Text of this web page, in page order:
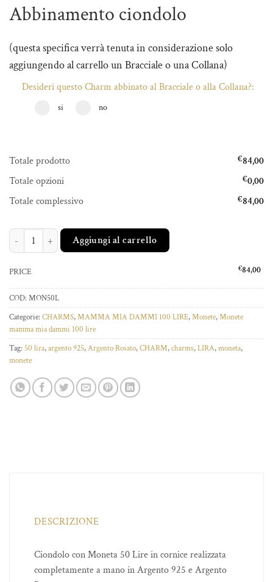
Abbinamento ciondolo
(questa specifica verrà tenuta in considerazione solo
aggiungendo al carrello un Bracciale o una Collana)
Desideri questo Charm abbinato al Bracciale o alla Collana?:
si no
Totale prodotto €84,00
Totale opzioni
€0,00
Totale complessivo
€84,00
CIONDOLO 50 LIRE quantitàAggiungi al carrello
PRICE €84,00
COD: MON50L
Categorie: CHARMS,MAMMA MIA DAMMI 100 LIRE,Monete,Monete
mamma mia dammi 100 lire
Tag: 50 lira,argento 925,Argento Rosato,CHARM,charms,LIRA,moneta,
monete
DESCRIZIONE
Ciondolo con Moneta 50 Lire in cornice realizzata
completamente a mano in Argento 925 e Argento